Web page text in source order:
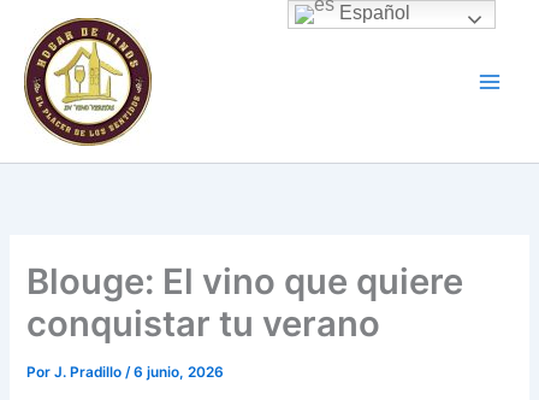
contenido
Blouge: El vino que quiere
conquistar tu verano
PorJ. Pradillo/6 junio, 2026
Español